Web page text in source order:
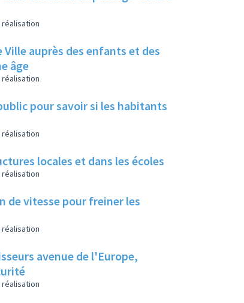
auprès des enfants et des
âge
pour savoir si les habitants
locales et dans les écoles
de vitesse pour freiner les
avenue de l'Europe,